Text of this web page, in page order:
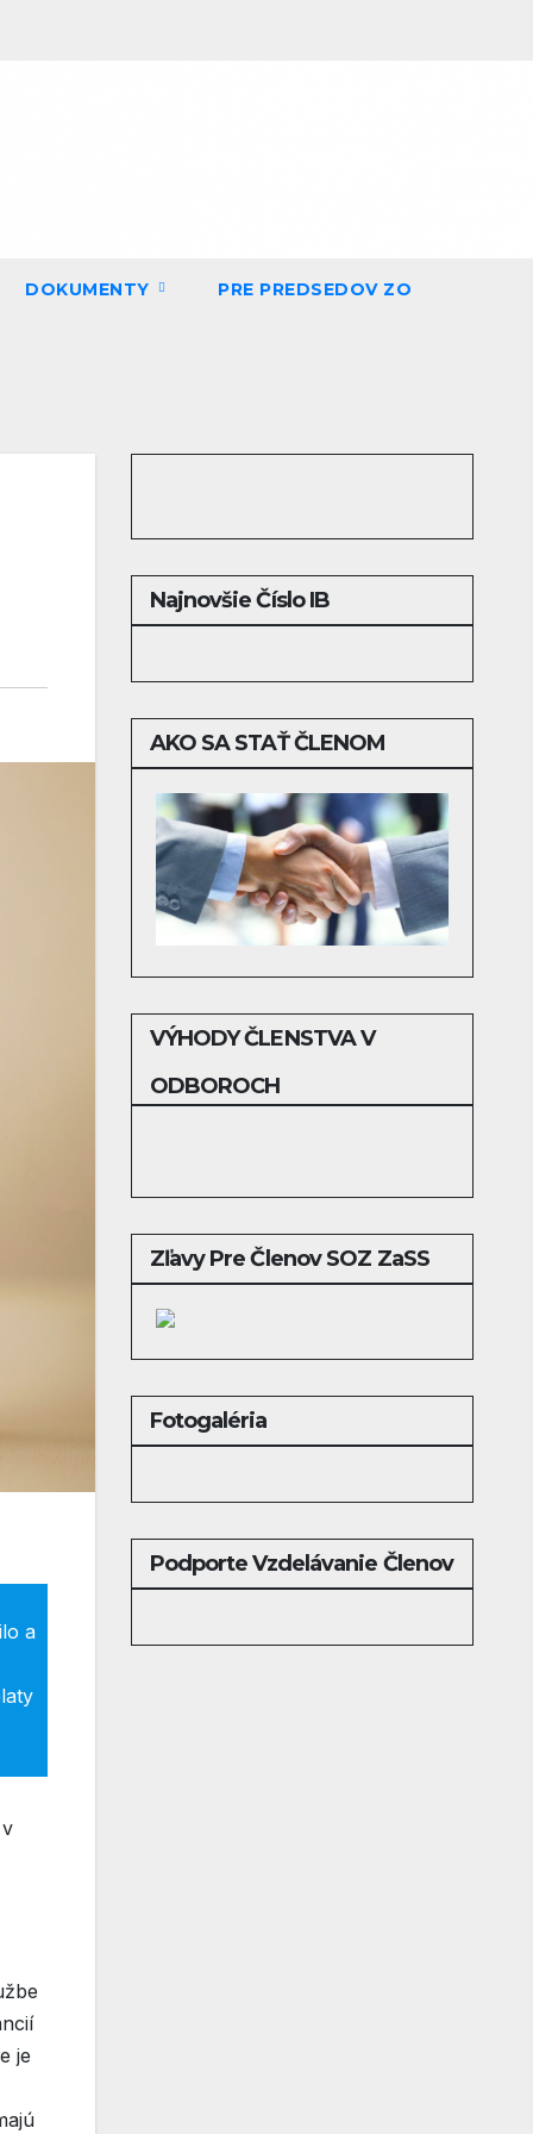
DOKUMENTY PRE PREDSEDOV ZO
a
je
Najnovšie Číslo IB
AKO SA STAŤ ČLENOM
VÝHODY ČLENSTVA V
ODBOROCH
Zľavy Pre Členov SOZ ZaSS
Fotogaléria
Podporte Vzdelávanie Členov